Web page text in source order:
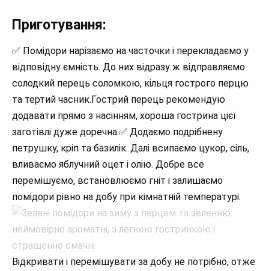
Приготування:
✅ Помідори нарізаємо на часточки і перекладаємо у
відповідну ємність. До них відразу ж відправляємо
солодкий перець соломкою, кільця гострого перцю
та тертий часник.Гострий перець рекомендую
додавати прямо з насінням, хороша гострина цієї
заготівлі дуже доречна.✅ Додаємо подрібнену
петрушку, кріп та базилік. Далі всипаємо цукор, сіль,
вливаємо яблучний оцет і олію. Добре все
перемішуємо, встановлюємо гніт і залишаємо
помідори рівно на добу при кімнатній температурі.
Відкривати і перемішувати за добу не потрібно, отже